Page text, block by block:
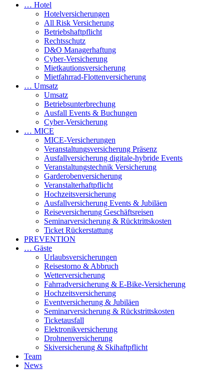
… Hotel
Hotelversicherungen
All Risk Versicherung
Betriebshaftpflicht
Rechtsschutz
D&O Managerhaftung
Cyber-Versicherung
Mietkautionsversicherung
Mietfahrrad-Flottenversicherung
… Umsatz
Umsatz
Betriebsunterbrechung
Ausfall Events & Buchungen
Cyber-Versicherung
… MICE
MICE-Versicherungen
Veranstaltungsversicherung Präsenz
Ausfallversicherung digitale-hybride Events
Veranstaltungstechnik Versicherung
Garderobenversicherung
Veranstalterhaftpflicht
Hochzeitsversicherung
Ausfallversicherung Events & Jubiläen
Reiseversicherung Geschäftsreisen
Seminarversicherung & Rücktrittskosten
Ticket Rückerstattung
PREVENTION
… Gäste
Urlaubsversicherungen
Reisestorno & Abbruch
Wetterversicherung
Fahrradversicherung & E-Bike-Versicherung
Hochzeitsversicherung
Eventversicherung & Jubiläen
Seminarversicherung & Rückstrittskosten
Ticketausfall
Elektronikversicherung
Drohnenversicherung
Skiversicherung & Skihaftpflicht
Team
News